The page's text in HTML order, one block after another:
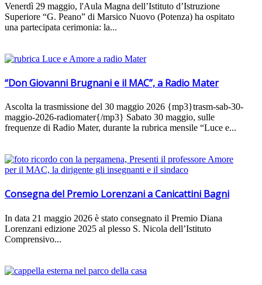
Venerdì 29 maggio, l'Aula Magna dell’Istituto d’Istruzione
Superiore “G. Peano” di Marsico Nuovo (Potenza) ha ospitato
una partecipata cerimonia: la...
“Don Giovanni Brugnani e il MAC”, a Radio Mater
Ascolta la trasmissione del 30 maggio 2026 {mp3}trasm-sab-30-
maggio-2026-radiomater{/mp3} Sabato 30 maggio, sulle
frequenze di Radio Mater, durante la rubrica mensile “Luce e...
Consegna del Premio Lorenzani a Canicattini Bagni
In data 21 maggio 2026 è stato consegnato il Premio Diana
Lorenzani edizione 2025 al plesso S. Nicola dell’Istituto
Comprensivo...